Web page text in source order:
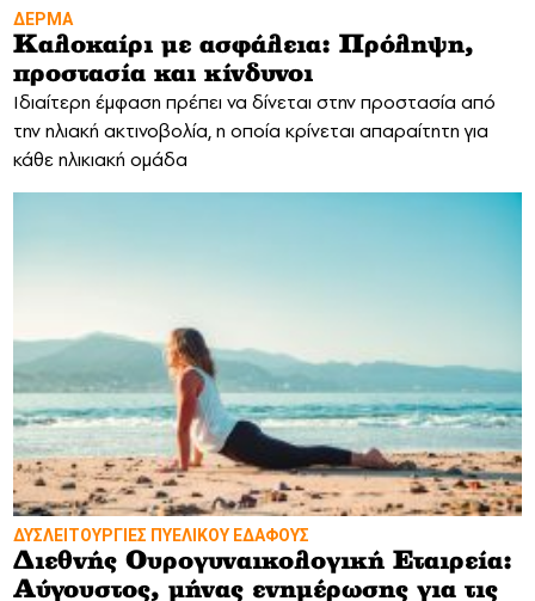
ΔΕΡΜΑ
Καλοκαίρι με ασφάλεια: Πρόληψη,
προστασία και κίνδυνοι
Ιδιαίτερη έμφαση πρέπει να δίνεται στην προστασία από
την ηλιακή ακτινοβολία, η οποία κρίνεται απαραίτητη για
κάθε ηλικιακή ομάδα
ΔΥΣΛΕΙΤΟΥΡΓΙΕΣ ΠΥΕΛΙΚΟΥ ΕΔΑΦΟΥΣ
Διεθνής Ουρογυναικολογική Εταιρεία:
Αύγουστος, μήνας ενημέρωσης για τις